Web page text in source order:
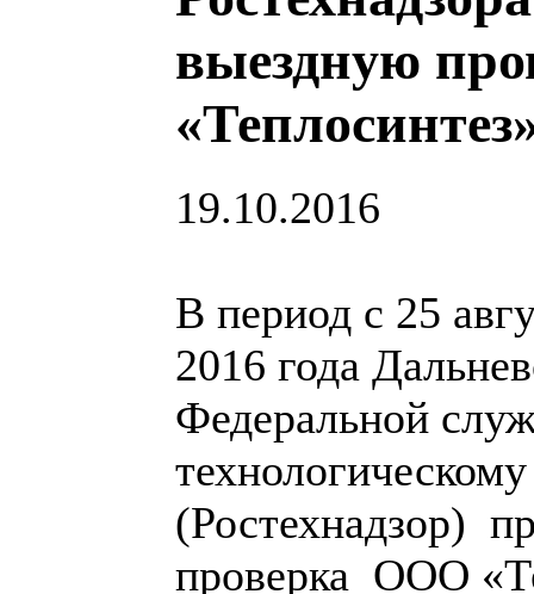
выездную
19.10.2016
В период с 25
2016 года
Федеральной
(Ростехнадзор)
проверка ООО